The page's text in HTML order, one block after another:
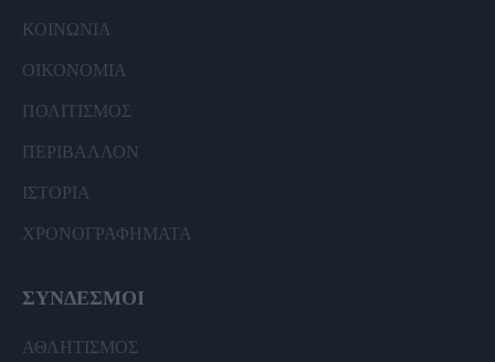
ΚΟΙΝΩΝΙΑ
ΟΙΚΟΝΟΜΙΑ
ΠΟΛΙΤΙΣΜΟΣ
ΠΕΡΙΒΑΛΛΟΝ
ΙΣΤΟΡΙΑ
ΧΡΟΝΟΓΡΑΦΗΜΑΤΑ
ΣΥΝΔΕΣΜΟΙ
ΑΘΛΗΤΙΣΜΟΣ